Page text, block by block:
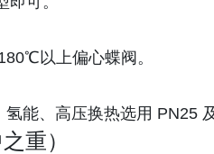
以上偏心蝶阀。
能、高压换热选用 PN25
重）